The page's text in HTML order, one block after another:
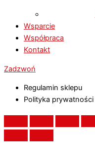
Wsparcie
Współpraca
Kontakt
Zadzwoń
Regulamin sklepu
Polityka prywatności